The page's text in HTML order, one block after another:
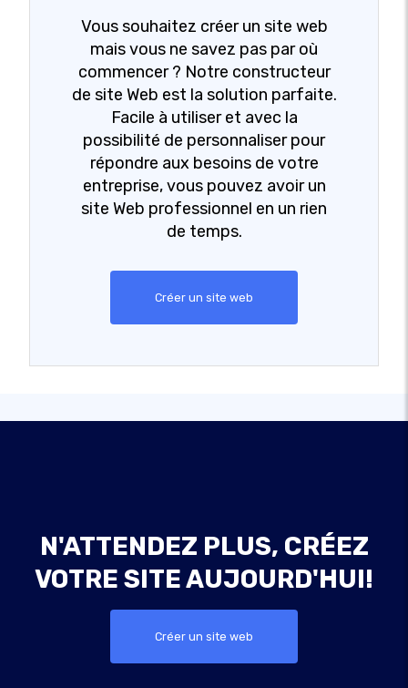
Vous souhaitez créer un site web
mais vous ne savez pas par où
commencer ? Notre constructeur
de site Web est la solution parfaite.
Facile à utiliser et avec la
possibilité de personnaliser pour
répondre aux besoins de votre
entreprise, vous pouvez avoir un
site Web professionnel en un rien
de temps.
Créer un site web
N'ATTENDEZ PLUS, CRÉEZ
VOTRE SITE AUJOURD'HUI!
Créer un site web